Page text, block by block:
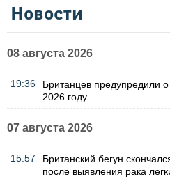
Новости
08 августа 2026
19:36
Британцев предупредили
2026 году
07 августа 2026
15:57
Британский бегун
после выявления рака